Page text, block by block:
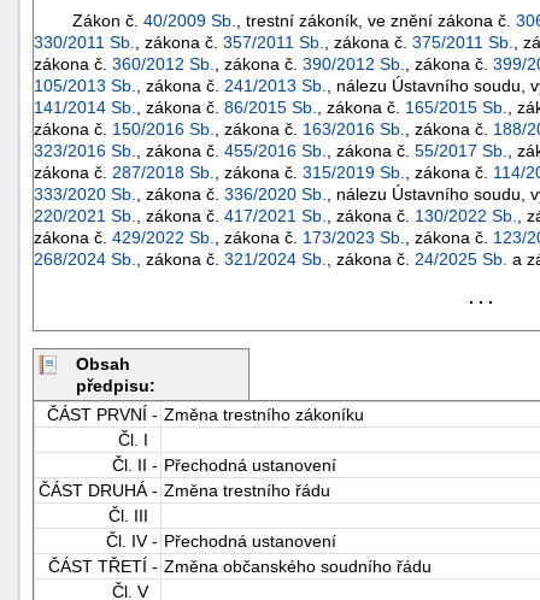
Zákon č. 40/2009 Sb. , trestní zákoník, ve znění zákona č.
330/2011 Sb.
, zákona č. 357/2011 Sb. , zákona č. 375/2011 Sb.
,
zákona č. 360/2012 Sb. , zákona č. 390/2012 Sb. , zákona č. 399/
105/2013 Sb.
, zákona č. 241/2013 Sb.
, nálezu Ústavního soudu,
141/2014 Sb.
, zákona č. 86/2015 Sb. , zákona č. 165/2015 Sb.
,
zákona č. 150/2016 Sb. , zákona č. 163/2016 Sb. , zákona č. 188/
323/2016 Sb.
, zákona č. 455/2016 Sb. , zákona č. 55/2017 Sb.
,
zákona č. 287/2018 Sb. , zákona č. 315/2019 Sb. , zákona č. 114/
333/2020 Sb.
, zákona č. 336/2020 Sb.
, nálezu Ústavního soudu,
220/2021 Sb.
, zákona č. 417/2021 Sb. , zákona č. 130/2022 Sb.
,
zákona č. 429/2022 Sb. , zákona č. 173/2023 Sb. , zákona č. 123/
268/2024 Sb.
, zákona č. 321/2024 Sb. , zákona č. 24/2025 Sb. a
. . .
Obsah
předpisu:
ČÁST PRVNÍ - Změna trestního zákoníku
Čl. I
Čl. II - Přechodná ustanovení
ČÁST DRUHÁ - Změna trestního řádu
Čl. III
Čl. IV - Přechodná ustanovení
ČÁST TŘETÍ - Změna občanského soudního řádu
Čl. V
+náhrady